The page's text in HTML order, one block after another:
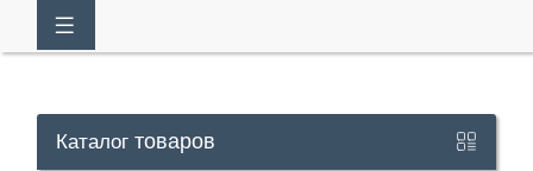
Каталог товаров